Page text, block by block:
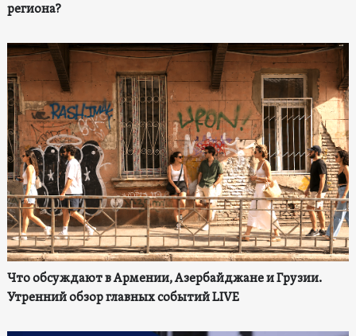
региона?
Что обсуждают в Армении, Азербайджане и Грузии.
Утренний обзор главных событий LIVE